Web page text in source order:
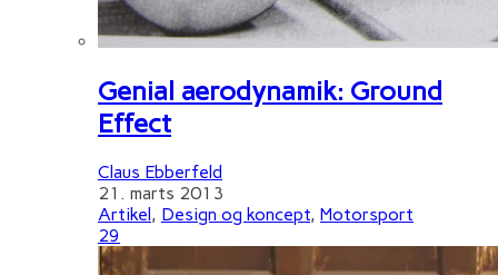
Genial aerodynamik: Ground
Effect
Claus Ebberfeld
21. marts 2013
Artikel, Design og koncept, Motorsport
29